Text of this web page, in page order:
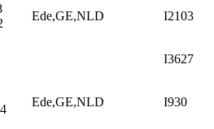
Ede,GE,NLD I2103
I3627
Ede,GE,NLD I930